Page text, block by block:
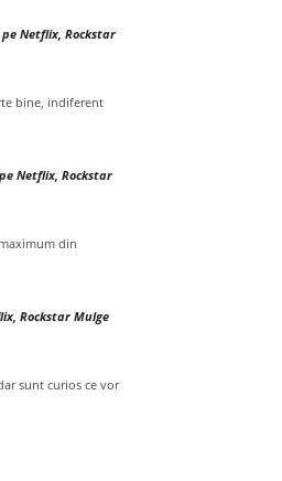
pe Netflix, Rockstar
bine, indiferent
Netflix, Rockstar
din
Rockstar Mulge
sunt curios ce vor